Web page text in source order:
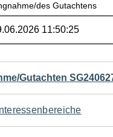
des Gutachtens
Gutachten